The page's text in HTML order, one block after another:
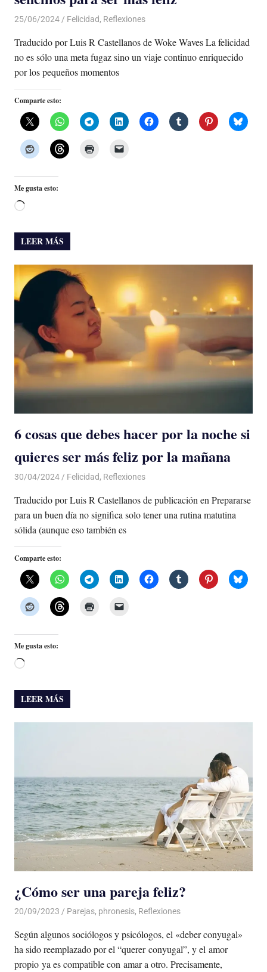
25/06/2024 De todo un Poco
Felicidad, Reflexiones
Traducido por Luis R Castellanos de Woke Waves La felicidad
no es sólo una meta fugaz sino un viaje continuo enriquecido
por los pequeños momentos
Comparte esto:
Me gusta esto:
Cargando...
LEER MÁS
6 cosas que debes hacer por la noche si
quieres ser más feliz por la mañana
30/04/2024 De todo un Poco
Felicidad, Reflexiones
Traducido por Luis R Castellanos de publicación en Prepararse
para un buen día no significa solo tener una rutina matutina
sólida (aunque eso también es
Comparte esto:
Me gusta esto:
Cargando...
LEER MÁS
¿Cómo ser una pareja feliz?
20/09/2023 De todo un Poco
Parejas, phronesis, Reflexiones
Según algunos sociólogos y psicólogos, el «deber conyugal»
ha sido reemplazado por el “querer conyugal”, y el amor
propio ya es compatible con amar a otro. Precisamente,